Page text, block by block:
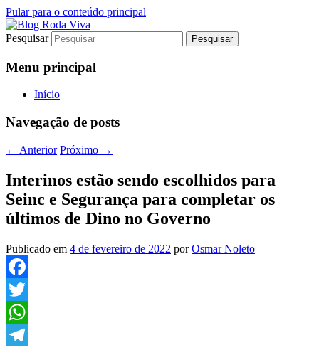
Pular para o conteúdo principal
Blog Roda Viva
Jornalismo sério comprometido com a
verdade
Pesquisar
Menu principal
Início
Navegação de posts
← Anterior Próximo →
Interinos estão sendo escolhidos para
Seinc e Segurança para completar os
últimos de Dino no Governo
Publicado em 4 de fevereiro de 2022 porOsmar Noleto
Facebook
Twitter
WhatsApp